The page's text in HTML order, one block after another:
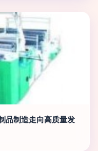
品制造走向高质量发